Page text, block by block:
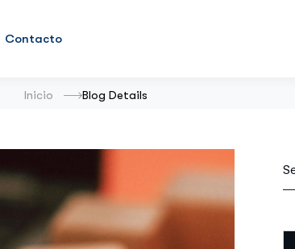
Contacto
Inicio Blog Details